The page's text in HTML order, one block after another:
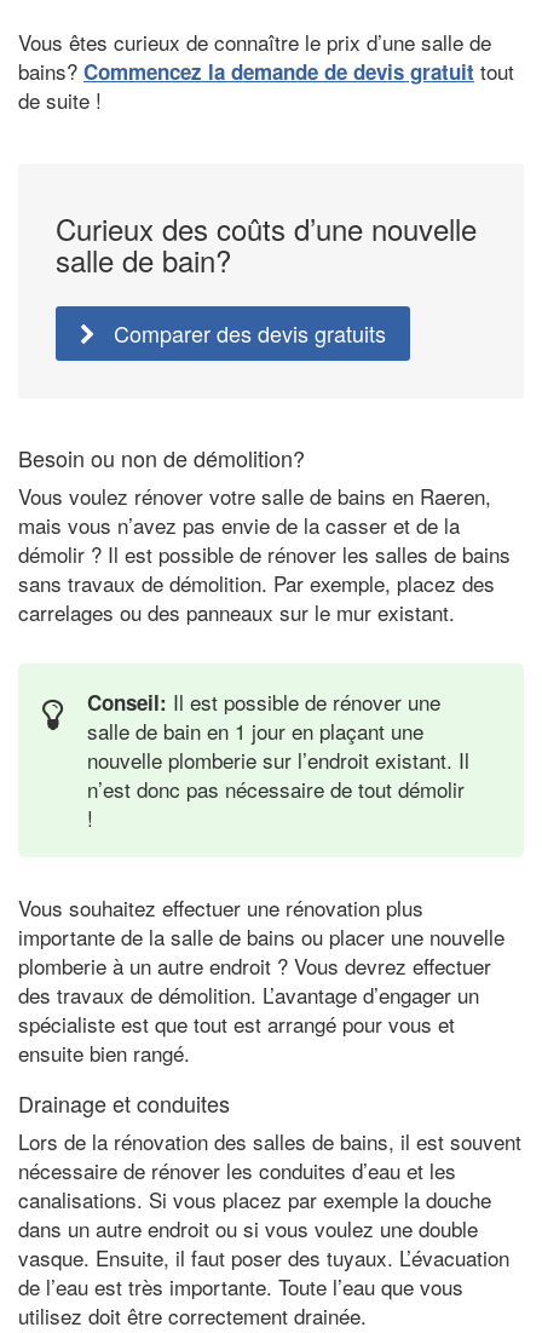
Vous êtes curieux de connaître le prix d’une salle de
bains? Commencez la demande de devis gratuit tout
de suite !
Curieux des coûts d’une nouvelle
salle de bain?
Comparer des devis gratuits
Besoin ou non de démolition?
Vous voulez rénover votre salle de bains en Raeren,
mais vous n’avez pas envie de la casser et de la
démolir ? Il est possible de rénover les salles de bains
sans travaux de démolition. Par exemple, placez des
carrelages ou des panneaux sur le mur existant.
Conseil: Il est possible de rénover une
salle de bain en 1 jour en plaçant une
nouvelle plomberie sur l’endroit existant. Il
n’est donc pas nécessaire de tout démolir
!
Vous souhaitez effectuer une rénovation plus
importante de la salle de bains ou placer une nouvelle
plomberie à un autre endroit ? Vous devrez effectuer
des travaux de démolition. L’avantage d’engager un
spécialiste est que tout est arrangé pour vous et
ensuite bien rangé.
Drainage et conduites
Lors de la rénovation des salles de bains, il est souvent
nécessaire de rénover les conduites d’eau et les
canalisations. Si vous placez par exemple la douche
dans un autre endroit ou si vous voulez une double
vasque. Ensuite, il faut poser des tuyaux. L’évacuation
de l’eau est très importante. Toute l’eau que vous
utilisez doit être correctement drainée.